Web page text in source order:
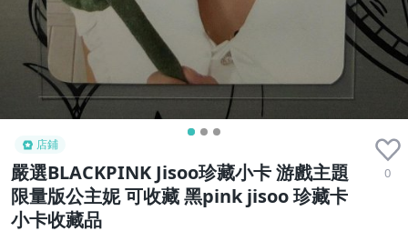
店鋪
嚴選BLACKPINK Jisoo珍藏小卡 游戲主題
限量版公主妮 可收藏 黑pink jisoo 珍藏卡
小卡收藏品
0